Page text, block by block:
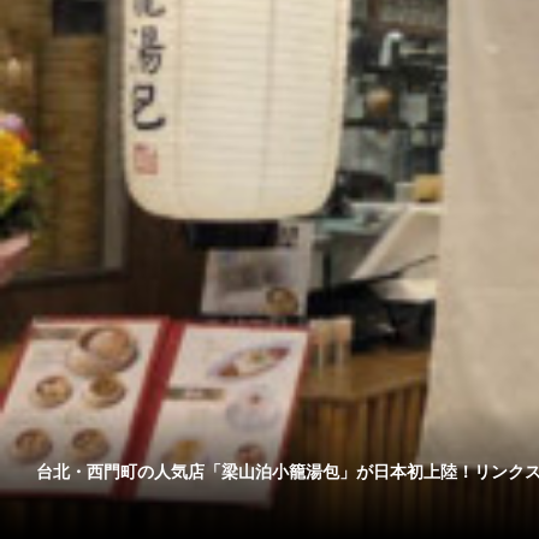
台北・西門町の人気店「梁山泊小籠湯包」が日本初上陸！リンク